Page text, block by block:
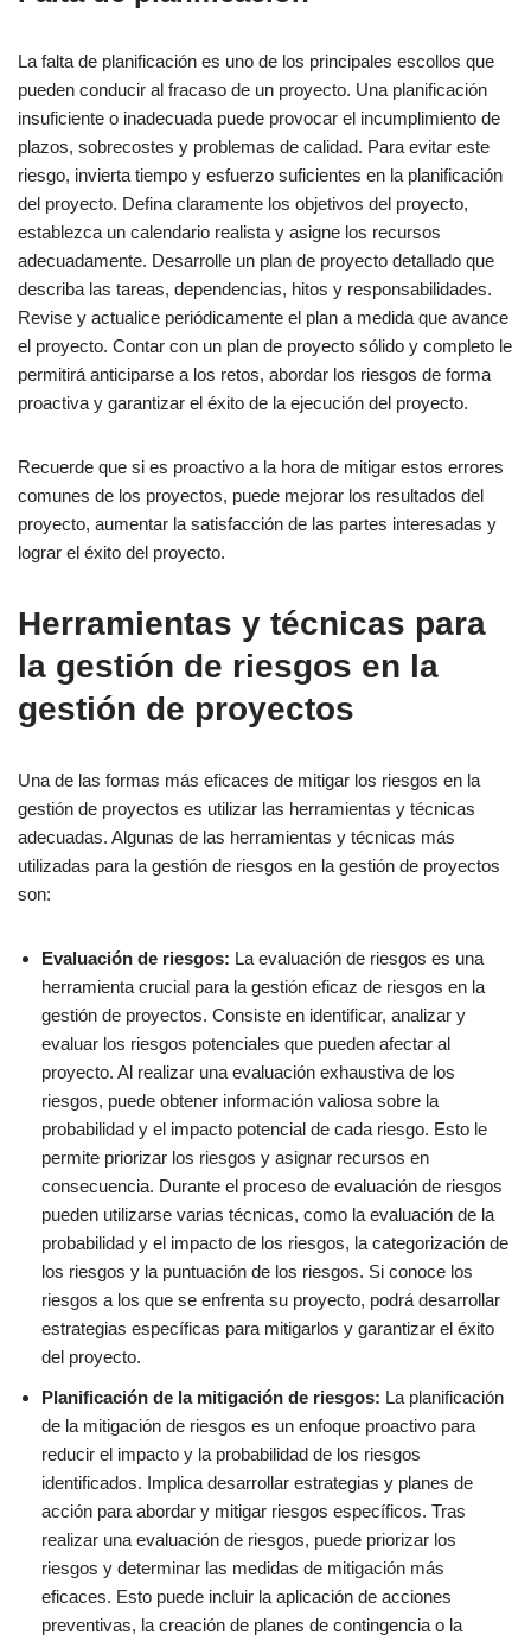
La falta de planificación es uno de los principales escollos que
pueden conducir al fracaso de un proyecto. Una planificación
insuficiente o inadecuada puede provocar el incumplimiento de
plazos, sobrecostes y problemas de calidad. Para evitar este
riesgo, invierta tiempo y esfuerzo suficientes en la planificación
del proyecto. Defina claramente los objetivos del proyecto,
establezca un calendario realista y asigne los recursos
adecuadamente. Desarrolle un plan de proyecto detallado que
describa las tareas, dependencias, hitos y responsabilidades.
Revise y actualice periódicamente el plan a medida que avance
el proyecto. Contar con un plan de proyecto sólido y completo le
permitirá anticiparse a los retos, abordar los riesgos de forma
proactiva y garantizar el éxito de la ejecución del proyecto.
Recuerde que si es proactivo a la hora de mitigar estos errores
comunes de los proyectos, puede mejorar los resultados del
proyecto, aumentar la satisfacción de las partes interesadas y
lograr el éxito del proyecto.
Herramientas y técnicas para
la gestión de riesgos en la
gestión de proyectos
Una de las formas más eficaces de mitigar los riesgos en la
gestión de proyectos es utilizar las herramientas y técnicas
adecuadas. Algunas de las herramientas y técnicas más
utilizadas para la gestión de riesgos en la gestión de proyectos
son:
Evaluación de riesgos: La evaluación de riesgos es una
herramienta crucial para la gestión eficaz de riesgos en la
gestión de proyectos. Consiste en identificar, analizar y
evaluar los riesgos potenciales que pueden afectar al
proyecto. Al realizar una evaluación exhaustiva de los
riesgos, puede obtener información valiosa sobre la
probabilidad y el impacto potencial de cada riesgo. Esto le
permite priorizar los riesgos y asignar recursos en
consecuencia. Durante el proceso de evaluación de riesgos
pueden utilizarse varias técnicas, como la evaluación de la
probabilidad y el impacto de los riesgos, la categorización de
los riesgos y la puntuación de los riesgos. Si conoce los
riesgos a los que se enfrenta su proyecto, podrá desarrollar
estrategias específicas para mitigarlos y garantizar el éxito
del proyecto.
Planificación de la mitigación de riesgos: La planificación
de la mitigación de riesgos es un enfoque proactivo para
reducir el impacto y la probabilidad de los riesgos
identificados. Implica desarrollar estrategias y planes de
acción para abordar y mitigar riesgos específicos. Tras
realizar una evaluación de riesgos, puede priorizar los
riesgos y determinar las medidas de mitigación más
eficaces. Esto puede incluir la aplicación de acciones
preventivas, la creación de planes de contingencia o la